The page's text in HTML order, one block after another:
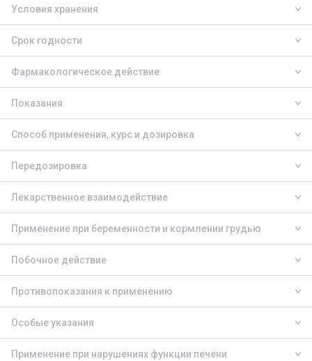
Условия хранения
Срок годности
Фармакологическое действие
Показания
Способ применения, курс и дозировка
Передозировка
Лекарственное взаимодействие
Применение при беременности и кормлении грудью
Побочное действие
Противопоказания к применению
Особые указания
Применение при нарушениях функции печени